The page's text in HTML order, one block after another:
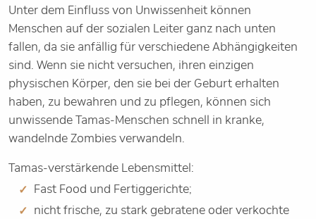
Unter dem Einfluss von Unwissenheit können
Menschen auf der sozialen Leiter ganz nach unten
fallen, da sie anfällig für verschiedene Abhängigkeiten
sind. Wenn sie nicht versuchen, ihren einzigen
physischen Körper, den sie bei der Geburt erhalten
haben, zu bewahren und zu pflegen, können sich
unwissende Tamas-Menschen schnell in kranke,
wandelnde Zombies verwandeln.
Tamas-verstärkende Lebensmittel:
Fast Food und Fertiggerichte;
nicht frische, zu stark gebratene oder verkochte